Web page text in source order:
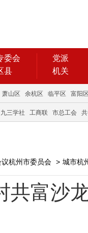
委会
县
党派
机关
萧山区 余杭区 临平区 富阳
九三学社 工商联 市总工会
杭州市委员会 > 城市杭
共富沙